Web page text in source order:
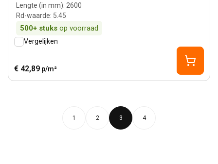
Lengte (in mm): 2600
Rd-waarde: 5.45
500+ stuks op voorraad
Vergelijken
€ 42,89 p/m²
1 2 3 4